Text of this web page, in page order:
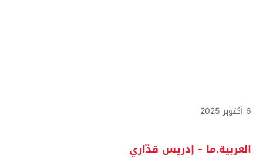
6 أكتوبر 2025
العربية.ما - إدريس قدّاري